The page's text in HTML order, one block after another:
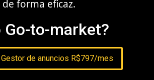
forma eficaz.
Go-to-market?
de anuncios R$797/mes